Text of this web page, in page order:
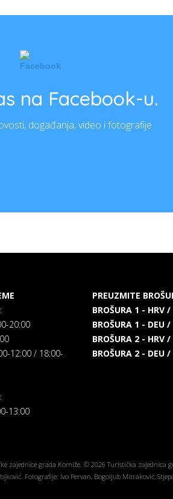
na Facebook-u.
događanja, video i fotografije.
20:00
12:00 / 18:00-
13:00
PREUZMITE
BROŠURA 1 - HRV /
BROŠURA 1 - DEU /
BROŠURA 2 - HRV /
BROŠURA 2 - DEU
zajednice grada Komiže. © 2026 Turistička zajednica
Fotografije: Ivo Pervan, Bogoljub Mitraković,